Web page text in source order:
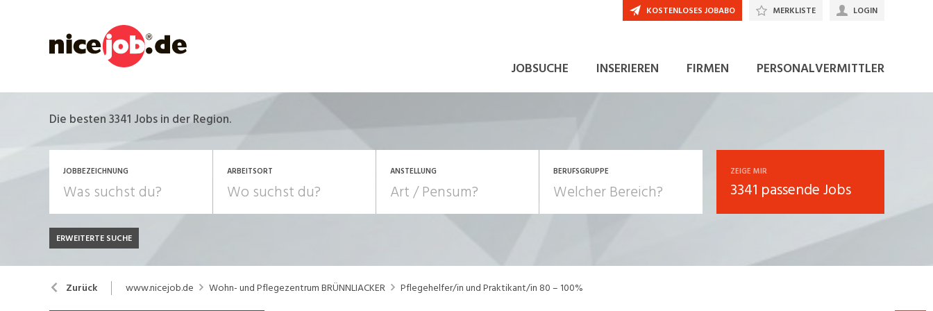
JOBSUCHE INSERIEREN FIRMEN PERSONALVERMITTLER
KOSTENLOSES JOBABO MERKLISTE LOGIN
Die besten 3341 Jobs in der Region.
JOBBEZEICHNUNG ARBEITSORT ANSTELLUNG
JOB-TYP
Festanstellung
Temporär (befristet)
BERUFSGRUPPE
Bank, Versicherung
Chemie, Pharma, Biotechnologie
Consulting, Human Resources Einkauf, Logistik, Transport,
Verkehr
ZEIGE MIR
3341 passende Jobs
ERWEITERTE SUCHE
Zurück www.nicejob.de Wohn- und Pflegezentrum BRÜNNLIACKER Pflegehelfer/in und Praktikant/in 80 – 100%
JETZT BEWERBEN